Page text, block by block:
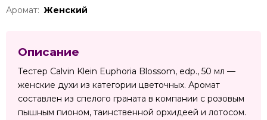
Аромат: Женский
Описание
Тестер Calvin Klein Euphoria Blossom, edp., 50 мл —
женские духи из категории цветочных. Аромат
составлен из спелого граната в компании с розовым
пышным пионом, таинственной орхидеей и лотосом.